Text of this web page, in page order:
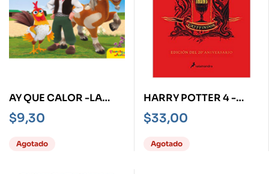
AY QUE CALOR -LA
GRANJA DE ZENÓN-
$9,30
Agotado
HARRY POTTER 4 -
GRYFFINDOR- Y EL
CÁLIZ DE FUEGO
$33,00
Agotado